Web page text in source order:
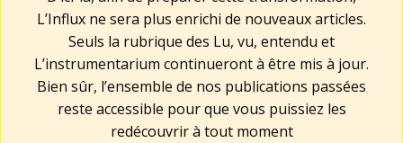
L’Influx ne sera plus enrichi de nouveaux articles.
Seuls la rubrique des Lu, vu, entendu et
L’instrumentarium continueront à être mis à jour.
Bien sûr, l’ensemble de nos publications passées
reste accessible pour que vous puissiez les
redécouvrir à tout moment